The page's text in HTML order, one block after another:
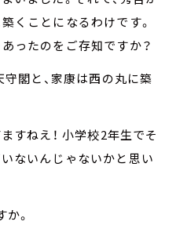
くことになるわけです。
ったのをご存知ですか？
閣と、家康は西の丸に築
すねえ！ 小学校2年生でそ
ないんじゃないかと思い
。